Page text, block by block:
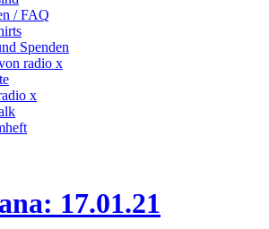
/ FAQ
Spenden
radio x
x
17.01.21